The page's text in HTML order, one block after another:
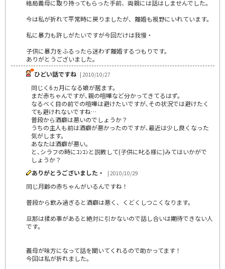
結局義母に取り持ってもらった手前、両親には話はしませんでした。
今は私が折れて平常時に戻りましたが、離婚も視野にいれています。
私に暴力も許しがたいですが今回だけは我慢・
子供に暴力をふるったら迷わず離婚するつもりです。
ありがとうございました。
ひどい話ですね | 2010/10/27
同じく6ヵ月になる娘が居ます。
まだ赤ちゃんですが､親の喧嘩など分かってきてるはず。
なるべく目の前での喧嘩は避けたいですが､その状況では避けたく
ても避けれないですね…
普段から酒癖は悪いのでしょうか？
うちの主人も前は酒癖が悪かったのですが､最近は少し良くなった
気がします。
あなたは酒癖が悪い。
と､シラフの時にｺﾝｺﾝと説教して(子供に叱る様に)みてはいかがで
しょうか？
ありがとうございました・
| 2010/10/29
同じ月齢の赤ちゃんがいるんですね！
普段から飲み過ぎると酒癖は悪く、くどくしつこくなります。
旦那は揉め事があると絶対に引かないので話し合いは期待できない人
です。
義母が味方になって話を聞いてくれるので助かってます！
今回は私が折れました。